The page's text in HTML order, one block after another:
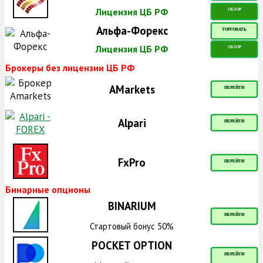
Лицензия ЦБ РФ ОБЗОР
Альфа-Форекс ТОРГОВАТЬ
Лицензия ЦБ РФ ОБЗОР
Брокеры без лицензии ЦБ РФ
AMarkets ПЕРЕЙТИ
Alpari ПЕРЕЙТИ
FxPro ПЕРЕЙТИ
Бинарные опционы
BINARIUM
ПЕРЕЙТИ
Стартовый бонус 50%
POCKET OPTION
ПЕРЕЙТИ